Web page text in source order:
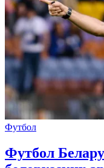
Футбол
Футбол